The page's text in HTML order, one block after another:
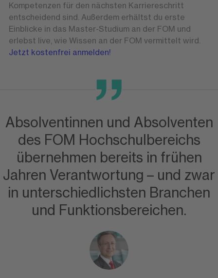
Kompetenzen für den nächsten Karriereschritt
entscheidend sind. Außerdem erhältst du erste
Einblicke in das Master-Studium an der FOM und
erlebst live, wie Wissen an der FOM vermittelt wird.
Jetzt kostenfrei anmelden!
Absolventinnen und Absolventen
des FOM Hochschulbereichs
übernehmen bereits in frühen
Jahren Verantwortung – und zwar
in unterschiedlichsten Branchen
und Funktionsbereichen.